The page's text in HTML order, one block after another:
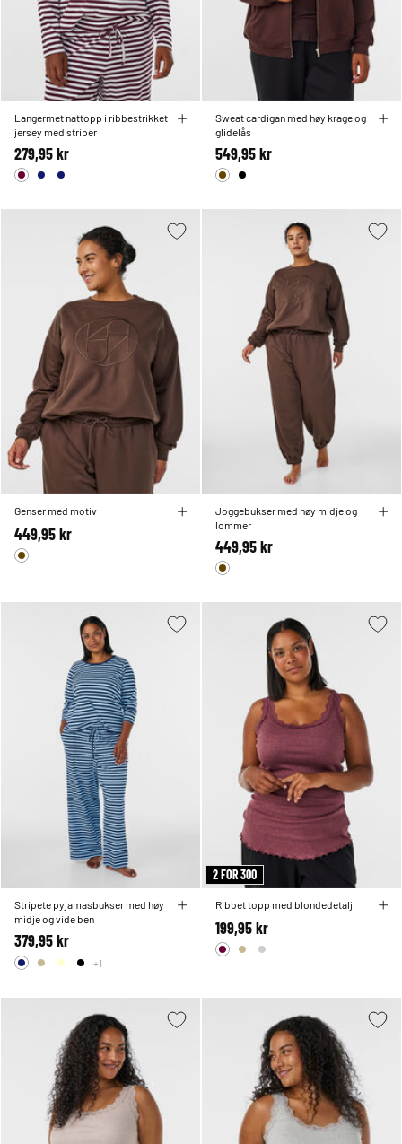
Langermet nattopp i ribbestrikket
jersey med striper
279,95 kr
Sweat cardigan med høy krage og
glidelås
549,95 kr
Genser med motiv
449,95 kr
Joggebukser med høy midje og
lommer
449,95 kr
Stripete pyjamasbukser med høy
midje og vide ben
379,95 kr
+1
2 FOR 300
Ribbet topp med blondedetalj
199,95 kr